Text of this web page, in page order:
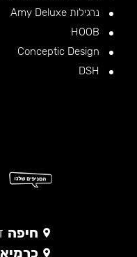
נרגילות Amy Deluxe
חיפה